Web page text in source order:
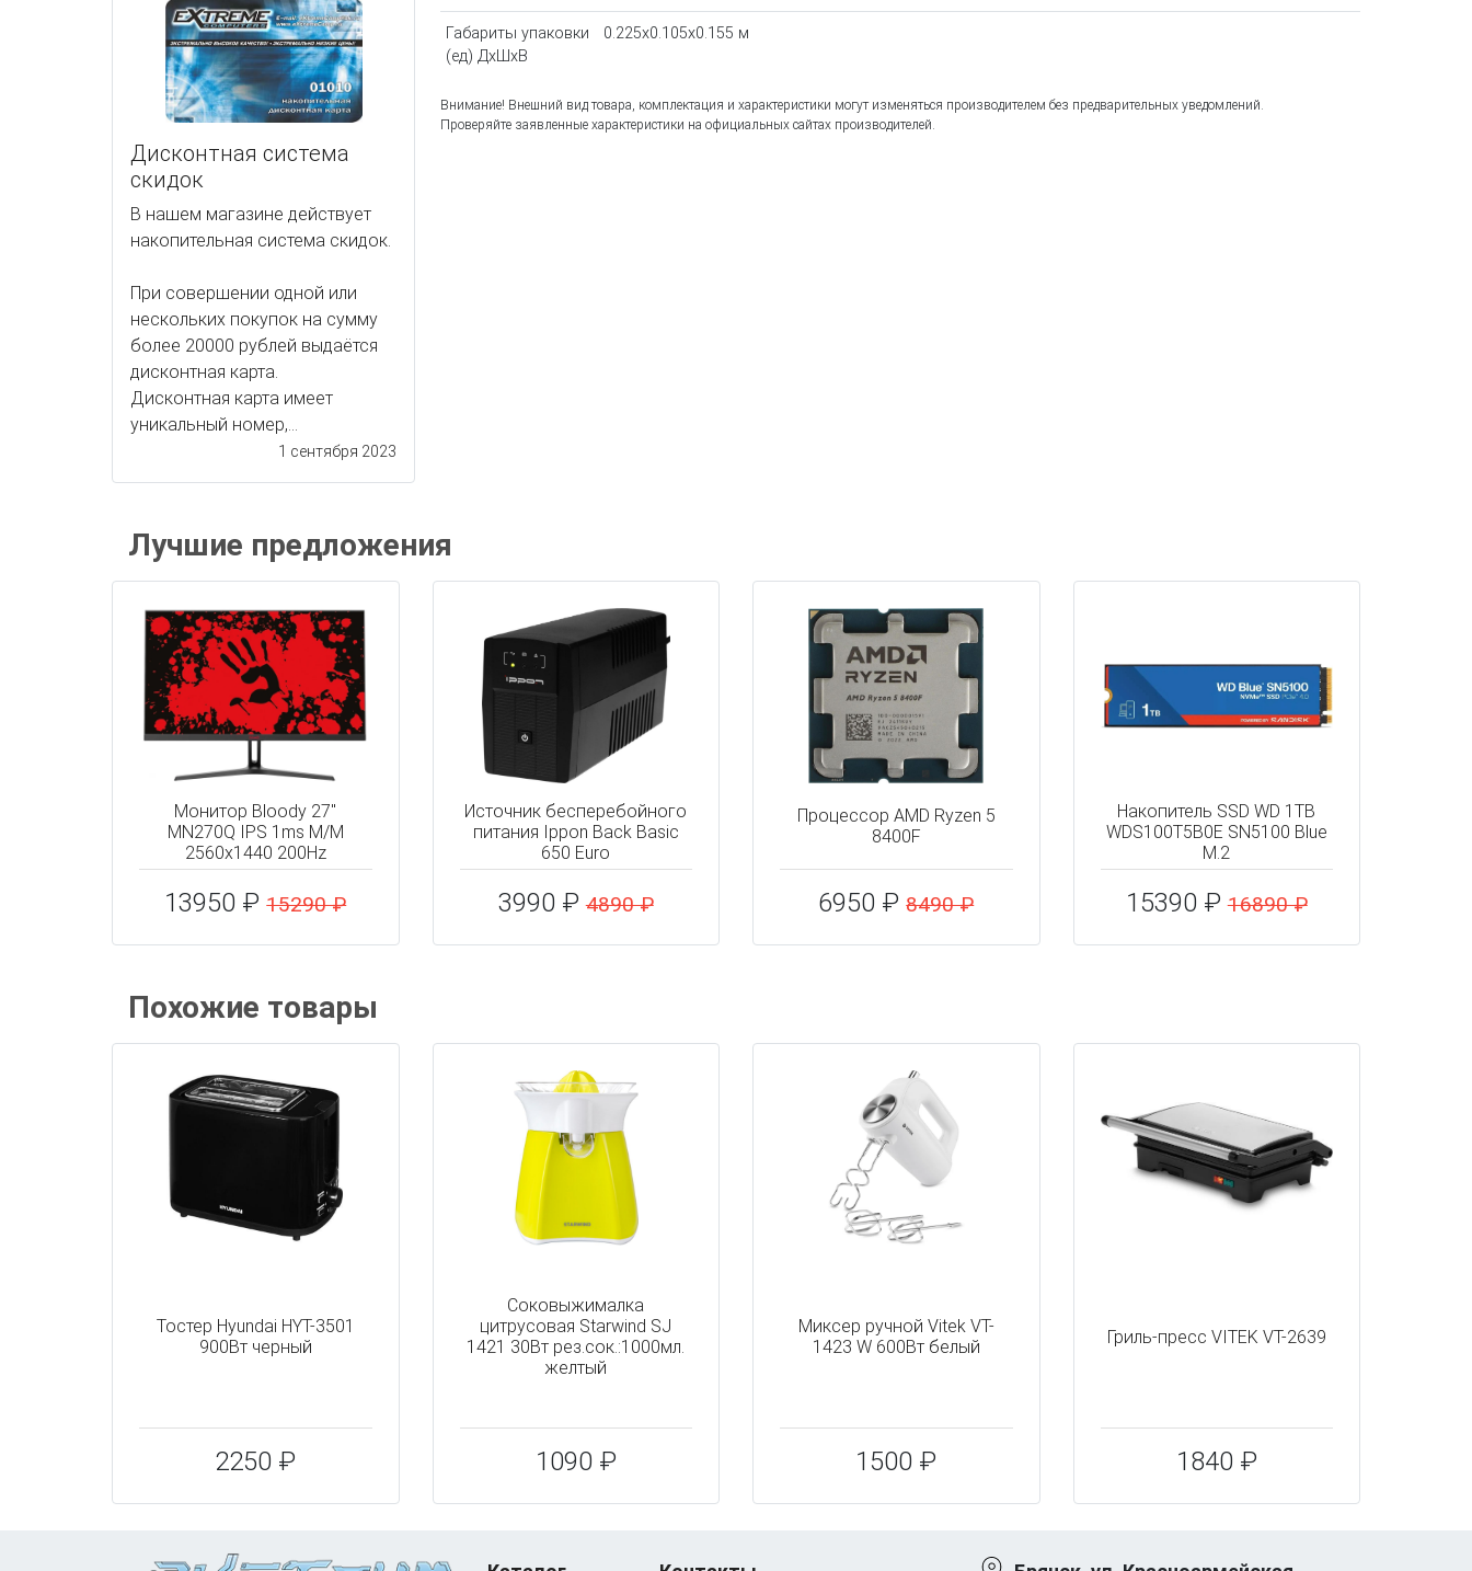
Дисконтная система
скидок
В нашем магазине действует
накопительная система скидок.
При совершении одной или
нескольких покупок на сумму
более 20000 рублей выдаётся
дисконтная карта.
Дисконтная карта имеет
уникальный номер,...
1 сентября 2023
Габариты упаковки
(ед) ДхШхВ
0.225x0.105x0.155 м
Внимание! Внешний вид товара, комплектация и характеристики могут изменяться производителем без предварительных уведомлений.
Проверяйте заявленные характеристики на официальных сайтах производителей.
Лучшие предложения
Монитор Bloody 27"
MN270Q IPS 1ms M/M
2560x1440 200Hz
13950 ₽15290 ₽
Источник бесперебойного
питания Ippon Back Basic
650 Euro
3990 ₽4890 ₽
Процессор AMD Ryzen 5
8400F
6950 ₽8490 ₽
Накопитель SSD WD 1TB
WDS100T5B0E SN5100 Blue
M.2
15390 ₽16890 ₽
Похожие товары
Тостер Hyundai HYT-3501
900Вт черный
2250 ₽
Соковыжималка
цитрусовая Starwind SJ
1421 30Вт рез.сок.:1000мл.
желтый
1090 ₽
Миксер ручной Vitek VT-
1423 W 600Вт белый
1500 ₽
Гриль-пресс VITEK VT-2639
1840 ₽